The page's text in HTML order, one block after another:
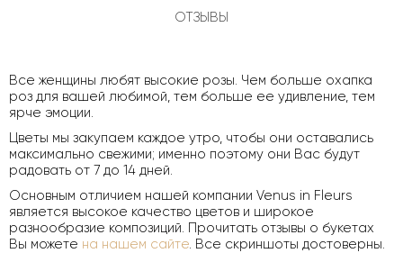
ОТЗЫВЫ
Все женщины любят высокие розы. Чем больше охапка
роз для вашей любимой, тем больше ее удивление, тем
ярче эмоции.
Цветы мы закупаем каждое утро, чтобы они оставались
максимально свежими; именно поэтому они Вас будут
радовать от 7 до 14 дней.
Основным отличием нашей компании Venus in Fleurs
является высокое качество цветов и широкое
разнообразие композиций. Прочитать отзывы о букетах
Вы можете на нашем сайте. Все скриншоты достоверны.